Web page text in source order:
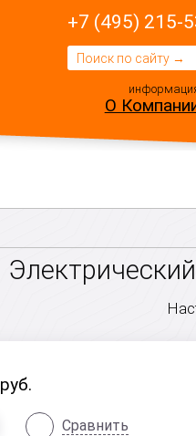
+7 (495) 215-
О
руб.
Сравнить